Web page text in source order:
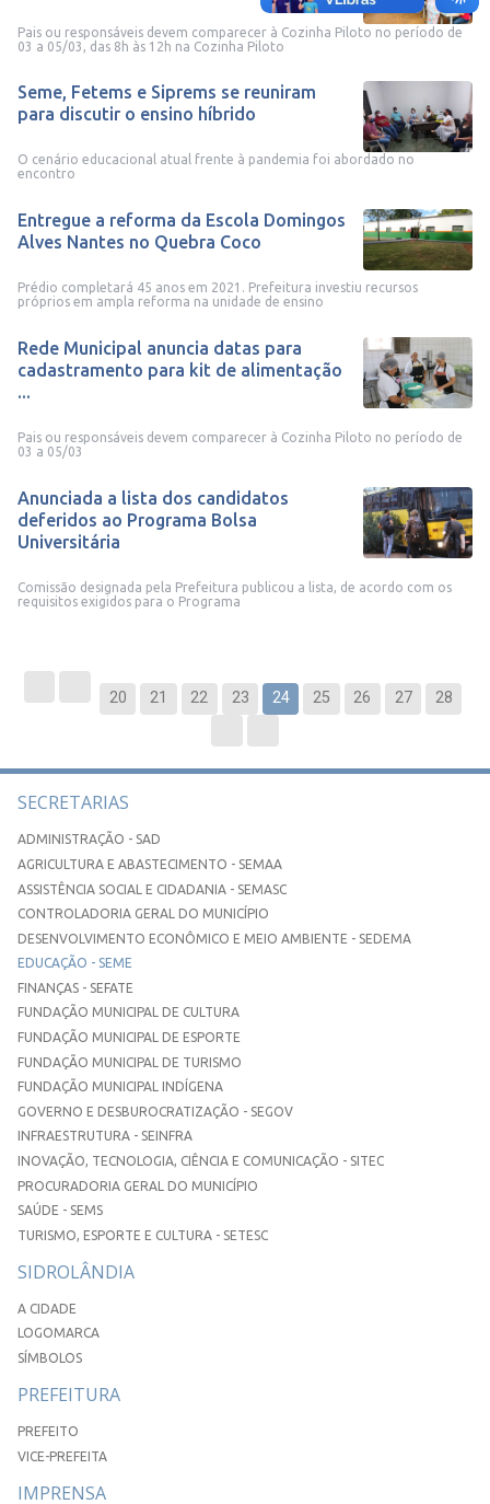
Pais ou responsáveis devem comparecer à Cozinha Piloto no período de
03 a 05/03, das 8h às 12h na Cozinha Piloto
Seme, Fetems e Siprems se reuniram
para discutir o ensino híbrido
O cenário educacional atual frente à pandemia foi abordado no
encontro
Entregue a reforma da Escola Domingos
Alves Nantes no Quebra Coco
Prédio completará 45 anos em 2021. Prefeitura investiu recursos
próprios em ampla reforma na unidade de ensino
Rede Municipal anuncia datas para
cadastramento para kit de alimentação
...
Pais ou responsáveis devem comparecer à Cozinha Piloto no período de
03 a 05/03
Anunciada a lista dos candidatos
deferidos ao Programa Bolsa
Universitária
Comissão designada pela Prefeitura publicou a lista, de acordo com os
requisitos exigidos para o Programa
20 21 22 23 24 25 26 27 28
SECRETARIAS
ADMINISTRAÇÃO - SAD
AGRICULTURA E ABASTECIMENTO - SEMAA
ASSISTÊNCIA SOCIAL E CIDADANIA - SEMASC
CONTROLADORIA GERAL DO MUNICÍPIO
DESENVOLVIMENTO ECONÔMICO E MEIO AMBIENTE - SEDEMA
EDUCAÇÃO - SEME
FINANÇAS - SEFATE
FUNDAÇÃO MUNICIPAL DE CULTURA
FUNDAÇÃO MUNICIPAL DE ESPORTE
FUNDAÇÃO MUNICIPAL DE TURISMO
FUNDAÇÃO MUNICIPAL INDÍGENA
GOVERNO E DESBUROCRATIZAÇÃO - SEGOV
INFRAESTRUTURA - SEINFRA
INOVAÇÃO, TECNOLOGIA, CIÊNCIA E COMUNICAÇÃO - SITEC
PROCURADORIA GERAL DO MUNICÍPIO
SAÚDE - SEMS
TURISMO, ESPORTE E CULTURA - SETESC
SIDROLÂNDIA
A CIDADE
LOGOMARCA
SÍMBOLOS
PREFEITURA
PREFEITO
VICE-PREFEITA
IMPRENSA